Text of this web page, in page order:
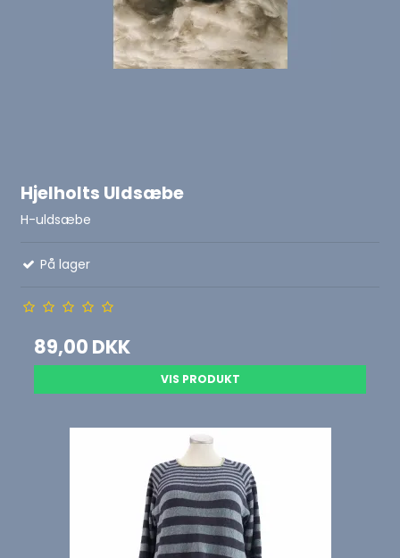
Hjelholts Uldsæbe
H-uldsæbe
På lager
89,00 DKK
VIS PRODUKT